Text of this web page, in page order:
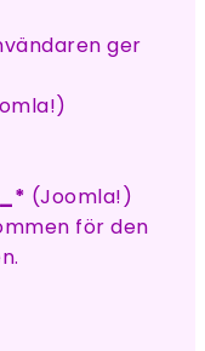
ger
(Joomla!)
för den